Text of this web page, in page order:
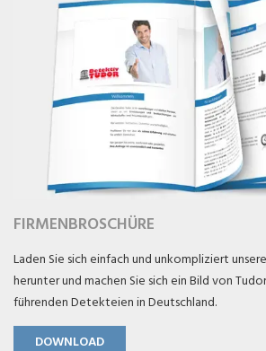
FIRMENBROSCHÜRE
Laden Sie sich einfach und unkompliziert
herunter und machen Sie sich ein Bild von
führenden Detekteien in Deutschland.
DOWNLOAD